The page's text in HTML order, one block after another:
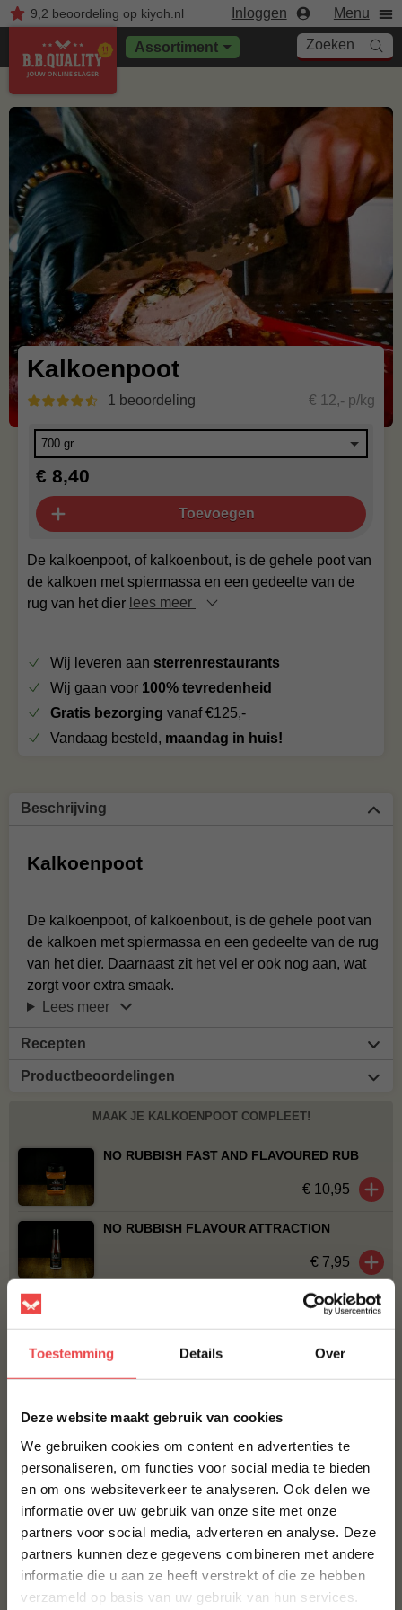
Toestemming Details Over
Deze website maakt gebruik van cookies
We gebruiken cookies om content en advertenties te
personaliseren, om functies voor social media te bieden
en om ons websiteverkeer te analyseren. Ook delen we
informatie over uw gebruik van onze site met onze
partners voor social media, adverteren en analyse. Deze
partners kunnen deze gegevens combineren met andere
informatie die u aan ze heeft verstrekt of die ze hebben
verzameld op basis van uw gebruik van hun services.
9,2 beoordelingop kiyoh.nl Inloggen Menu
Assortiment Zoeken
Kalkoenpoot
1 beoordeling € 12,- p/kg
De kalkoenpoot, of kalkoenbout, is de gehele poot van
de kalkoen met spiermassa en een gedeelte van de
rug van het dier lees meer
€ 8,40
Toevoegen
Wij leveren aan sterrenrestaurants
Wij gaan voor 100% tevredenheid
Gratis bezorging vanaf €125,-
Vandaag besteld, maandag in huis!
Beschrijving
Kalkoenpoot
De kalkoenpoot, of kalkoenbout, is de gehele poot van
de kalkoen met spiermassa en een gedeelte van de rug
van het dier. Daarnaast zit het vel er ook nog aan, wat
zorgt voor extra smaak.
Lees meer
Recepten
Productbeoordelingen
MAAK JE KALKOENPOOT COMPLEET!
NO RUBBISH FAST AND FLAVOURED RUB
€ 10,95
NO RUBBISH FLAVOUR ATTRACTION
€ 7,95
€ 5,50
(24 ) (1 )
10% korting op je
eerste bestelling*
Schrijf je in voor onze nieuwsbrief en ontvang direct
10% korting op jouw eerste bestelling.